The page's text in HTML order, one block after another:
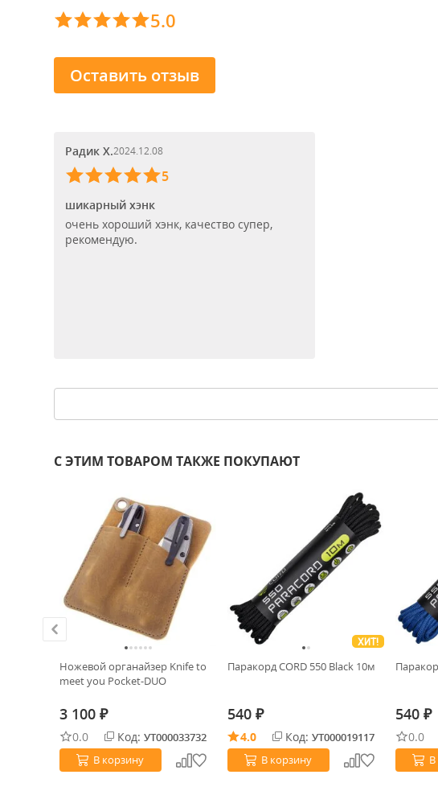
5.0
Оставить отзыв
Радик Х.2024.12.08
5
шикарный хэнк
очень хороший хэнк, качество супер,
рекомендую.
С ЭТИМ ТОВАРОМ ТАКЖЕ ПОКУПАЮТ
Ножевой органайзер Knife to
meet you Pocket-DUO
3 100 ₽
0.0 Код: УТ000033732
В корзину
ХИТ!
Паракорд CORD 550 Black 10м
540 ₽
4.0 Код: УТ000019117
В корзину
540 ₽
0.0